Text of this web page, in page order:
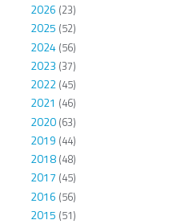
2026 (23)
2025 (52)
2024(56)
2023 (37)
2022(45)
2021 (46)
2020(63)
2019 (44)
2018(48)
2017 (45)
2016 (56)
2015 (51)